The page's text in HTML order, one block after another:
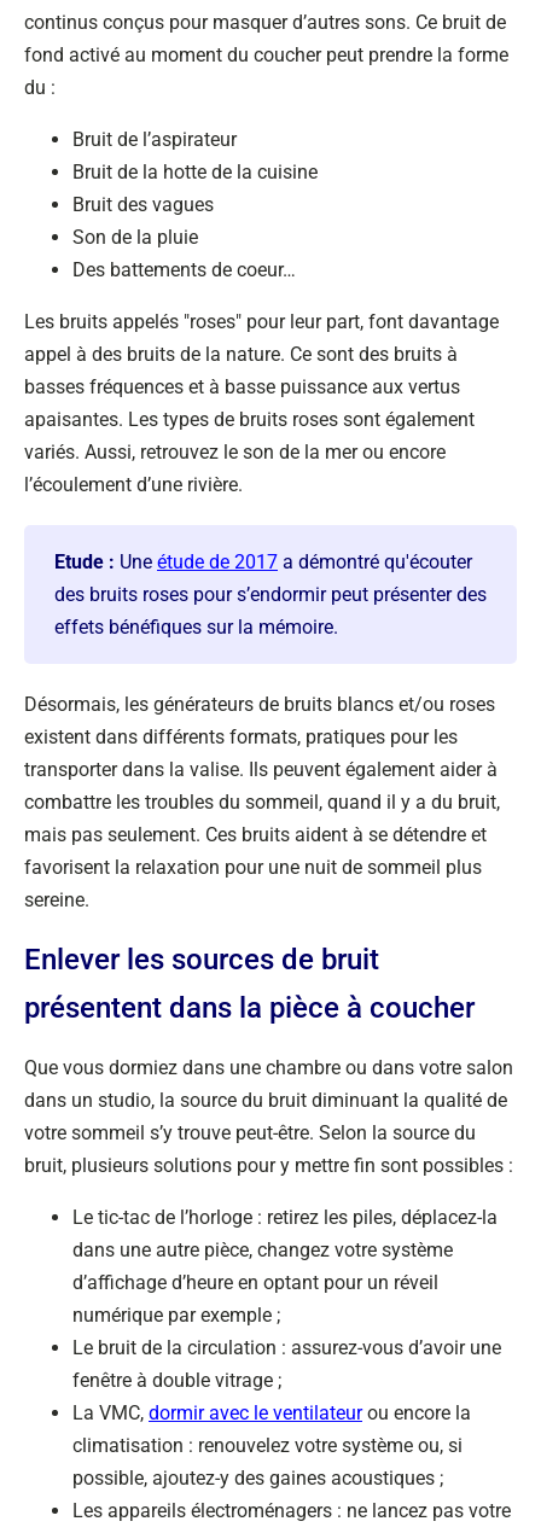
continus conçus pour masquer d’autres sons. Ce bruit de
fond activé au moment du coucher peut prendre la forme
du :
Bruit de l’aspirateur
Bruit de la hotte de la cuisine
Bruit des vagues
Son de la pluie
Des battements de coeur…
Les bruits appelés "roses" pour leur part, font davantage
appel à des bruits de la nature. Ce sont des bruits à
basses fréquences et à basse puissance aux vertus
apaisantes. Les types de bruits roses sont également
variés. Aussi, retrouvez le son de la mer ou encore
l’écoulement d’une rivière.
Etude : Une étude de 2017 a démontré qu'écouter
des bruits roses pour s’endormir peut présenter des
effets bénéfiques sur la mémoire.
Désormais, les générateurs de bruits blancs et/ou roses
existent dans différents formats, pratiques pour les
transporter dans la valise. Ils peuvent également aider à
combattre les troubles du sommeil, quand il y a du bruit,
mais pas seulement. Ces bruits aident à se détendre et
favorisent la relaxation pour une nuit de sommeil plus
sereine.
Enlever les sources de bruit
présentent dans la pièce à coucher
Que vous dormiez dans une chambre ou dans votre salon
dans un studio, la source du bruit diminuant la qualité de
votre sommeil s’y trouve peut-être. Selon la source du
bruit, plusieurs solutions pour y mettre fin sont possibles :
Le tic-tac de l’horloge : retirez les piles, déplacez-la
dans une autre pièce, changez votre système
d’affichage d’heure en optant pour un réveil
numérique par exemple ;
Le bruit de la circulation : assurez-vous d’avoir une
fenêtre à double vitrage ;
La VMC, dormir avec le ventilateurou encore la
climatisation : renouvelez votre système ou, si
possible, ajoutez-y des gaines acoustiques ;
Les appareils électroménagers : ne lancez pas votre